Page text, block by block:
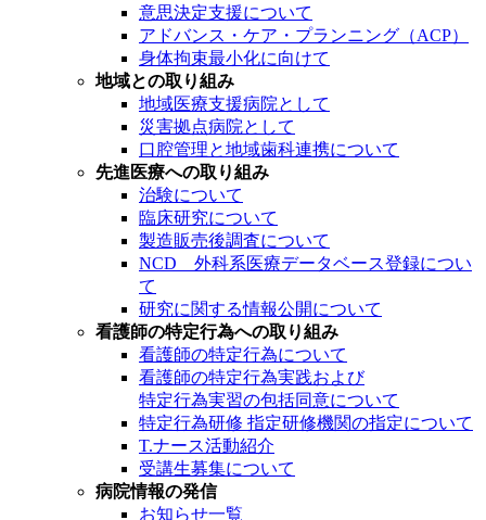
意思決定支援について
アドバンス・ケア・プランニング（ACP）
身体拘束最小化に向けて
地域との取り組み
地域医療支援病院として
災害拠点病院として
口腔管理と地域歯科連携について
先進医療への取り組み
治験について
臨床研究について
製造販売後調査について
NCD 外科系医療データベース登録につい
て
研究に関する情報公開について
看護師の特定行為への取り組み
看護師の特定行為について
看護師の特定行為実践および
特定行為実習の包括同意について
特定行為研修 指定研修機関の指定について
T.ナース活動紹介
受講生募集について
病院情報の発信
お知らせ一覧